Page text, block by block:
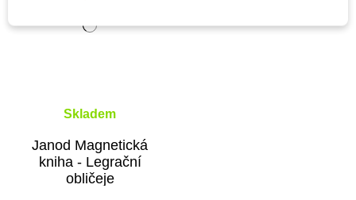
Skladem
Janod Magnetická
kniha - Legrační
obličeje